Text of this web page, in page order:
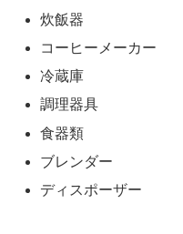
炊飯器
コーヒーメーカー
冷蔵庫
調理器具
食器類
ブレンダー
ディスポーザー